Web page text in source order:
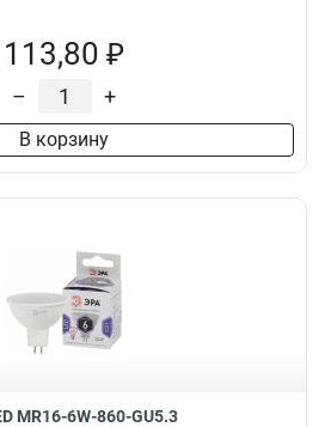
113,80 ₽
– +
В корзину
MR16-6W-860-GU5.3